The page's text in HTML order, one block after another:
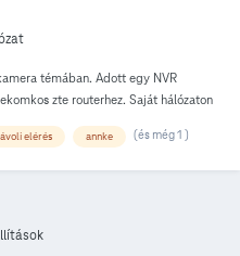
témában. Adott egy NVR
zte routerhez. Saját hálózaton
be van állítva, de azzal is csak
elérés annke (és még 1 )